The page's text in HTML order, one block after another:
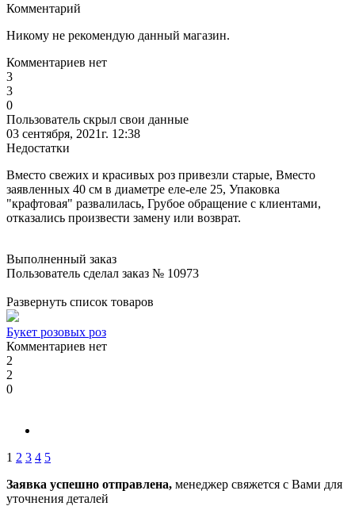
Комментарий
Никому не рекомендую данный магазин.
Комментариев нет
3
3
0
Пользователь скрыл свои данные
03 сентября, 2021г. 12:38
Недостатки
Вместо свежих и красивых роз привезли старые, Вместо
заявленных 40 см в диаметре еле-еле 25, Упаковка
"крафтовая" развалилась, Грубое обращение с клиентами,
отказались произвести замену или возврат.
Выполненный заказ
Пользователь сделал заказ № 10973
Развернуть список товаров
Букет розовых роз
Комментариев нет
2
2
0
1 2 3 4 5
Заявка успешно отправлена, менеджер свяжется с Вами для
уточнения деталей